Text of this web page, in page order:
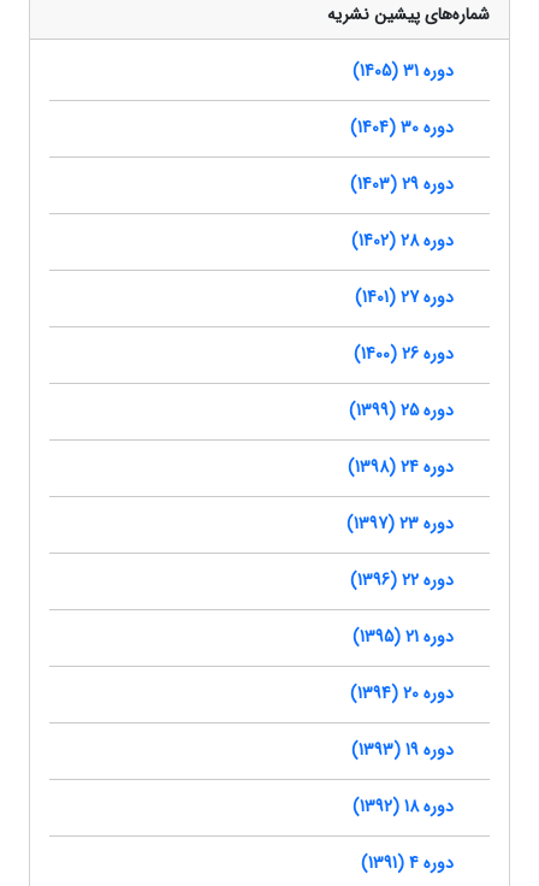
شماره‌های پیشین نشریه
دوره 31 (1405)
دوره 30 (1404)
دوره 29 (1403)
دوره 28 (1402)
دوره 27 (1401)
دوره 26 (1400)
دوره 25 (1399)
دوره 24 (1398)
دوره 23 (1397)
دوره 22 (1396)
دوره 21 (1395)
دوره 20 (1394)
دوره 19 (1393)
دوره 18 (1392)
دوره 4 (1391)